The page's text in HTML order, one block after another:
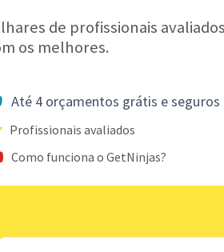
de profissionais
os melhores.
Até 4 orçamentos grátis e seguros
Profissionais avaliados
Como funciona o GetNinjas?